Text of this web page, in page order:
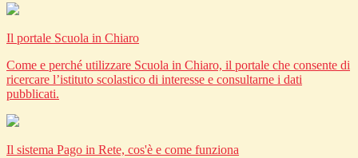
Il portale Scuola in Chiaro
Come e perché utilizzare Scuola in Chiaro, il portale che consente di
ricercare l’istituto scolastico di interesse e consultarne i dati
pubblicati.
Il sistema Pago in Rete, cos'è e come funziona